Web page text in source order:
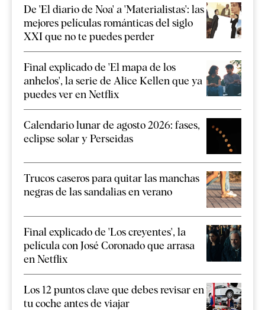
De 'El diario de Noa' a 'Materialistas': las
mejores películas románticas del siglo
XXI que no te puedes perder
Final explicado de 'El mapa de los
anhelos', la serie de Alice Kellen que ya
puedes ver en Netflix
Calendario lunar de agosto 2026: fases,
eclipse solar y Perseidas
Trucos caseros para quitar las manchas
negras de las sandalias en verano
Final explicado de 'Los creyentes', la
película con José Coronado que arrasa
en Netflix
Los 12 puntos clave que debes revisar en
tu coche antes de viajar